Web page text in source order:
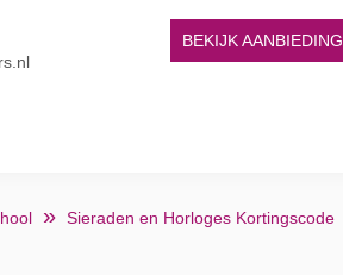
BEKIJK AANBIEDING
Sieraden en Horloges Kortingscode